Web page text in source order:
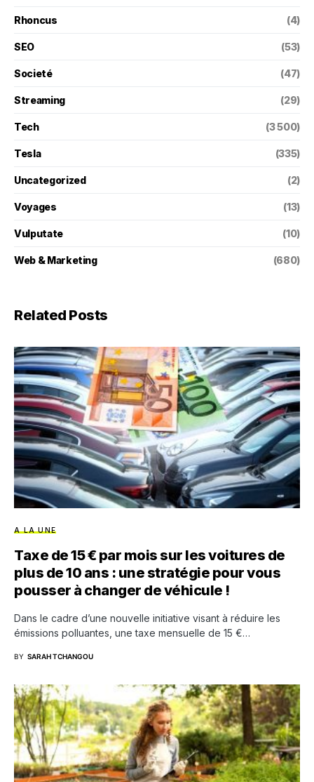
Rhoncus (4)
SEO (53)
Societé (47)
Streaming (29)
Tech (3 500)
Tesla (335)
Uncategorized (2)
Voyages (13)
Vulputate (10)
Web & Marketing (680)
Related Posts
A LA UNE
Taxe de 15 € par mois sur les voitures de
plus de 10 ans : une stratégie pour vous
pousser à changer de véhicule !
Dans le cadre d’une nouvelle initiative visant à réduire les
émissions polluantes, une taxe mensuelle de 15 €…
BY SARAH TCHANGOU